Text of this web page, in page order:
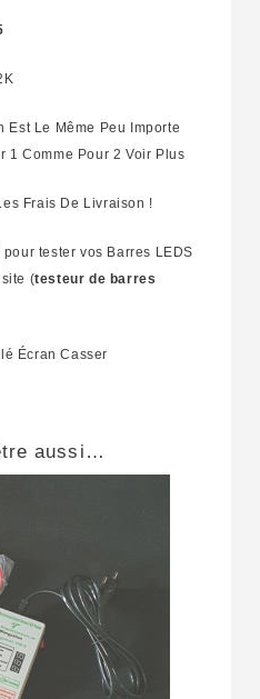
Est Le Même Peu Importe
1 Comme Pour 2 Voir Plus
Frais De Livraison !
tester vos Barres LEDS
(testeur de barres
Écran Casser
aussi…